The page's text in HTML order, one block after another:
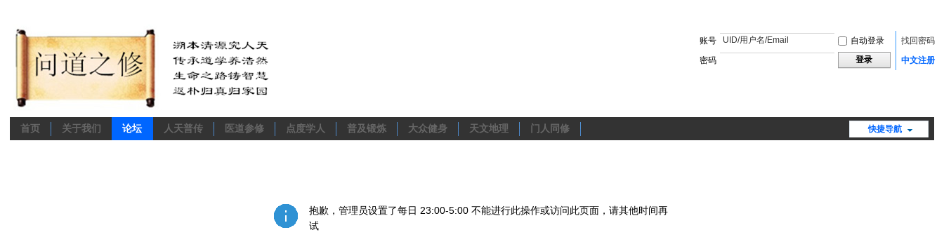
账号 自动登录
找回密码
密码
登录 中文注册
快捷导航
首页 关于我们 论坛 人天普传 医道参修 点度学人 普及锻炼 大众健身 天文地理 门人同修
抱歉，管理员设置了每日 23:00-5:00 不能进行此操作或访问此页面，请其他时间再
试